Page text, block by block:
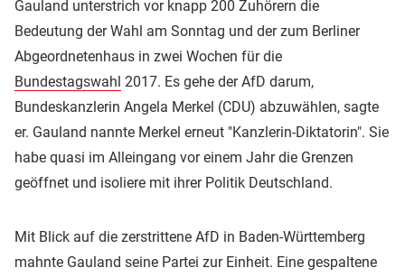
Gauland unterstrich vor knapp 200 Zuhörern die
Bedeutung der Wahl am Sonntag und der zum Berliner
Abgeordnetenhaus in zwei Wochen für die
Bundestagswahl 2017. Es gehe der AfD darum,
Bundeskanzlerin Angela Merkel (CDU) abzuwählen, sagte
er. Gauland nannte Merkel erneut "Kanzlerin-Diktatorin". Sie
habe quasi im Alleingang vor einem Jahr die Grenzen
geöffnet und isoliere mit ihrer Politik Deutschland.
Mit Blick auf die zerstrittene AfD in Baden-Württemberg
mahnte Gauland seine Partei zur Einheit. Eine gespaltene